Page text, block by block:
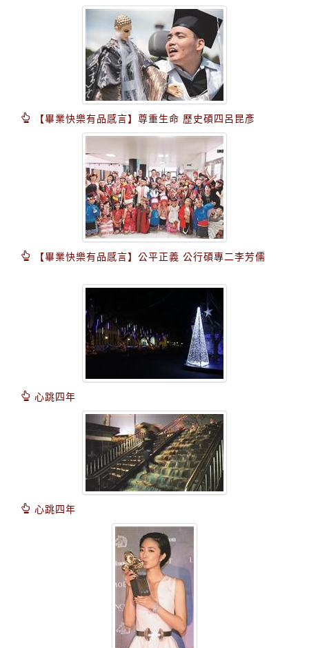
【畢業快樂有品感言】尊重生命 歷史碩四呂昆彥
【畢業快樂有品感言】公平正義 公行碩專二李芳儒
心跳四年
心跳四年